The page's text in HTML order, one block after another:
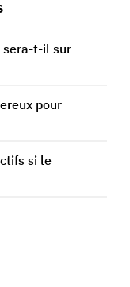
sera-t-il sur
pour
si le